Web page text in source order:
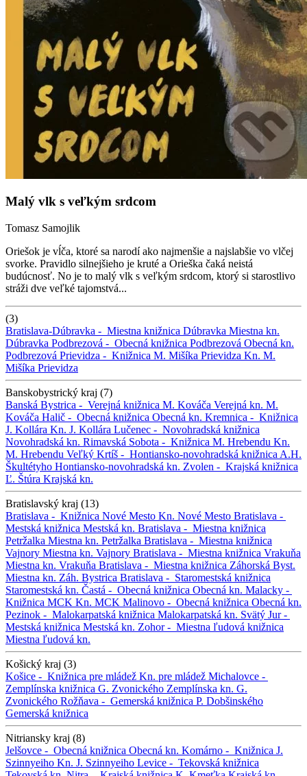
Malý vlk s veľkým srdcom
Tomasz Samojlik
Oriešok je vĺča, ktoré sa narodí ako najmenšie a najslabšie vo vlčej
svorke. Pravidlo silnejšieho je kruté a Orieška čaká neistá
budúcnosť. No je to malý vlk s veľkým srdcom, ktorý si starostlivo
stráži dve veľké tajomstvá...
(3)
Bratislava-Dúbravka - Miestna knižnica Dúbravka Miestna kn.
Dúbravka Podbrezová - Obecná knižnica Podbrezová Obecná kn.
Podbrezová Prievidza - Knižnica M. Mišíka Prievidza Kn. M.
Mišíka Prievidza
Banskobystrický kraj (7)
Banská Bystrica - Verejná knižnica M. Kováča Verejná kn. M.
Kováča Halič - Obecná knižnica Obecná kn. Kremnica - Knižnica
J. Kollára Kn. J. Kollára Lučenec - Novohradská knižnica
Novohradská kn. Rimavská Sobota - Knižnica M. Hrebendu Kn.
M. Hrebendu Veľký Krtíš - Hontiansko-novohradská knižnica A.H.
Škultétyho Hontiansko-novohradská kn. Zvolen - Krajská knižnica
Ľ. Štúra Krajská kn.
Bratislavský kraj (13)
Bratislava - Knižnica Nové Mesto Kn. Nové Mesto Bratislava -
Mestská knižnica Mestská kn. Bratislava - Miestna knižnica
Petržalka Miestna kn. Petržalka Bratislava - Miestna knižnica
Vajnory Miestna kn. Vajnory Bratislava - Miestna knižnica Vrakuňa
Miestna kn. Vrakuňa Bratislava - Miestna knižnica Záhorská Byst.
Miestna kn. Záh. Bystrica Bratislava - Staromestská knižnica
Staromestská kn. Častá - Obecná knižnica Obecná kn. Malacky -
Knižnica MCK Kn. MCK Malinovo - Obecná knižnica Obecná kn.
Pezinok - Malokarpatská knižnica Malokarpatská kn. Svätý Jur -
Mestská knižnica Mestská kn. Zohor - Miestna ľudová knižnica
Miestna ľudová kn.
Košický kraj (3)
Košice - Knižnica pre mládež Kn. pre mládež Michalovce -
Zemplínska knižnica G. Zvonického Zemplínska kn. G.
Zvonického Rožňava - Gemerská knižnica P. Dobšinského
Gemerská knižnica
Nitriansky kraj (8)
Jelšovce - Obecná knižnica Obecná kn. Komárno - Knižnica J.
Szinnyeiho Kn. J. Szinnyeiho Levice - Tekovská knižnica